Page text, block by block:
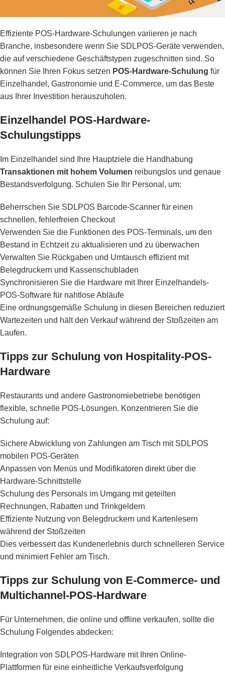
Effiziente POS-Hardware-Schulungen variieren je nach
Branche, insbesondere wenn Sie SDLPOS-Geräte verwenden,
die auf verschiedene Geschäftstypen zugeschnitten sind. So
können Sie Ihren Fokus setzen POS-Hardware-Schulung für
Einzelhandel, Gastronomie und E-Commerce, um das Beste
aus Ihrer Investition herauszuholen.
Einzelhandel POS-Hardware-
Schulungstipps
Im Einzelhandel sind Ihre Hauptziele die Handhabung
Transaktionen mit hohem Volumen reibungslos und genaue
Bestandsverfolgung. Schulen Sie Ihr Personal, um:
Beherrschen Sie SDLPOS Barcode-Scanner für einen
schnellen, fehlerfreien Checkout
Verwenden Sie die Funktionen des POS-Terminals, um den
Bestand in Echtzeit zu aktualisieren und zu überwachen
Verwalten Sie Rückgaben und Umtausch effizient mit
Belegdruckern und Kassenschubladen
Synchronisieren Sie die Hardware mit Ihrer Einzelhandels-
POS-Software für nahtlose Abläufe
Eine ordnungsgemäße Schulung in diesen Bereichen reduziert
Wartezeiten und hält den Verkauf während der Stoßzeiten am
Laufen.
Tipps zur Schulung von Hospitality-POS-
Hardware
Restaurants und andere Gastronomiebetriebe benötigen
flexible, schnelle POS-Lösungen. Konzentrieren Sie die
Schulung auf:
Sichere Abwicklung von Zahlungen am Tisch mit SDLPOS
mobilen POS-Geräten
Anpassen von Menüs und Modifikatoren direkt über die
Hardware-Schnittstelle
Schulung des Personals im Umgang mit geteilten
Rechnungen, Rabatten und Trinkgeldern
Effiziente Nutzung von Belegdruckern und Kartenlesern
während der Stoßzeiten
Dies verbessert das Kundenerlebnis durch schnelleren Service
und minimiert Fehler am Tisch.
Tipps zur Schulung von E-Commerce- und
Multichannel-POS-Hardware
Für Unternehmen, die online und offline verkaufen, sollte die
Schulung Folgendes abdecken:
Integration von SDLPOS-Hardware mit Ihren Online-
Plattformen für eine einheitliche Verkaufsverfolgung